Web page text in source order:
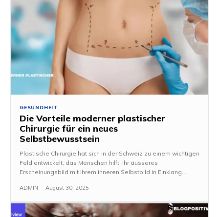
GESUNDHEIT
Die Vorteile moderner plastischer
Chirurgie für ein neues
Selbstbewusstsein
Plastische Chirurgie hat sich in der Schweiz zu einem wichtigen
Feld entwickelt, das Menschen hilft, ihr äusseres
Erscheinungsbild mit ihrem inneren Selbstbild in Einklang...
ADMIN - August 30, 2025